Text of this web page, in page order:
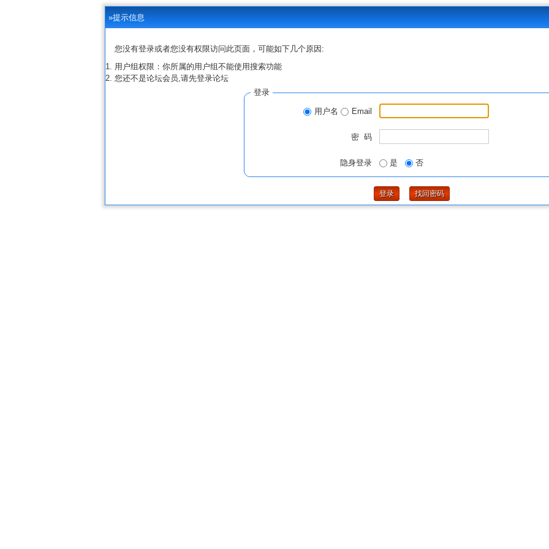
»提示信息
您没有登录或者您没有权限访问此页面，可能如下几个原因:
用户组权限：你所属的用户组不能使用搜索功能
您还不是论坛会员,请先登录论坛
登录
用户名 Email
密 码
隐身登录 是 否